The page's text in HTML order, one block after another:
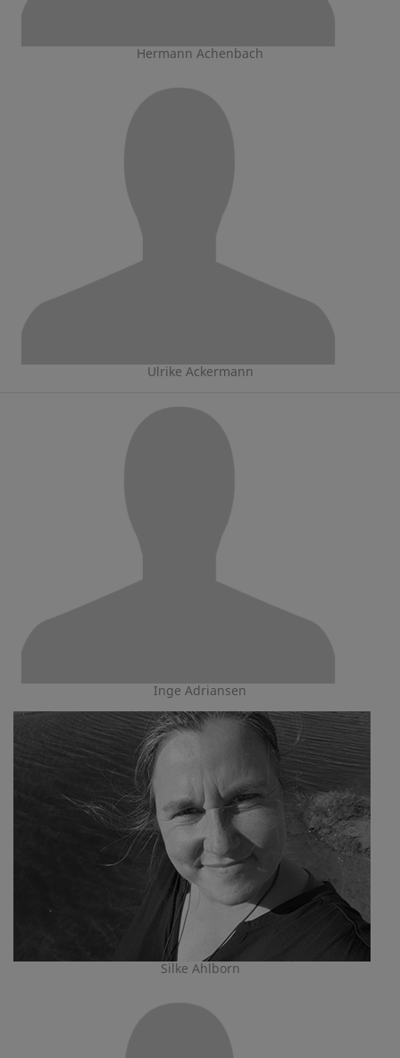
Hermann Achenbach
Ulrike Ackermann
Inge Adriansen
Silke Ahlborn